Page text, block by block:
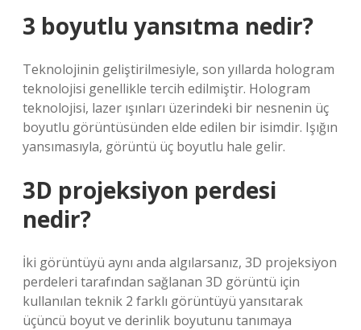
3 boyutlu yansıtma nedir?
Teknolojinin geliştirilmesiyle, son yıllarda hologram
teknolojisi genellikle tercih edilmiştir. Hologram
teknolojisi, lazer ışınları üzerindeki bir nesnenin üç
boyutlu görüntüsünden elde edilen bir isimdir. Işığın
yansımasıyla, görüntü üç boyutlu hale gelir.
3D projeksiyon perdesi
nedir?
İki görüntüyü aynı anda algılarsanız, 3D projeksiyon
perdeleri tarafından sağlanan 3D görüntü için
kullanılan teknik 2 farklı görüntüyü yansıtarak
üçüncü boyut ve derinlik boyutunu tanımaya